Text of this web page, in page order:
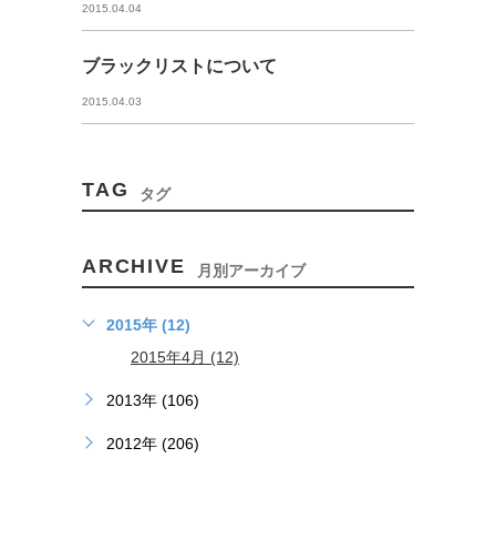
2015.04.04
ブラックリストについて
2015.04.03
TAG タグ
ARCHIVE 月別アーカイブ
2015年 (12)
2015年4月 (12)
2013年 (106)
2012年 (206)